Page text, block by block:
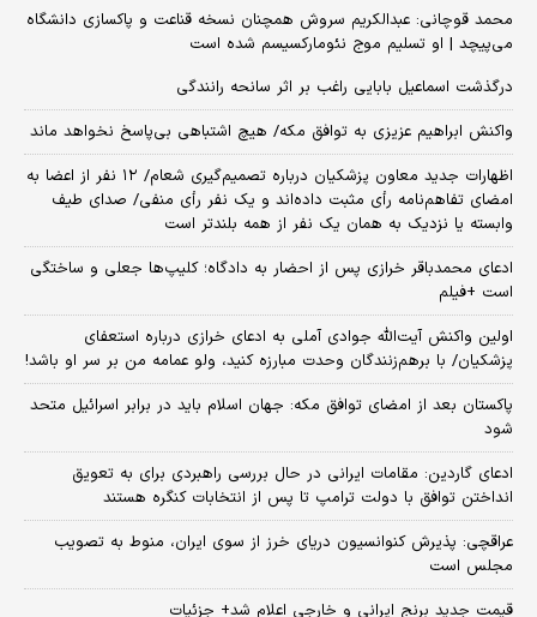
محمد قوچانی: عبدالکریم سروش همچنان نسخه قناعت و پاکسازی دانشگاه
می‌پیچد | او تسلیم موج نئومارکسیسم شده است
درگذشت اسماعیل بابایی راغب بر اثر سانحه رانندگی
واکنش ابراهیم عزیزی به توافق مکه/ هیچ اشتباهی بی‌پاسخ نخواهد ماند
اظهارات جدید معاون پزشکیان درباره تصمیم‌گیری شعام/ ۱۲ نفر از اعضا به
امضای تفاهم‌نامه رأی مثبت داده‌اند و یک نفر رأی منفی/ صدای طیف
وابسته یا نزدیک به همان یک نفر از همه بلندتر است
ادعای محمدباقر خرازی پس از احضار به دادگاه؛ کلیپ‌ها جعلی و ساختگی
است +فیلم
اولین واکنش آیت‌الله جوادی آملی به ادعای خرازی درباره استعفای
پزشکیان/ با برهم‌زنندگان وحدت مبارزه کنید، ولو عمامه من بر سر او باشد!
پاکستان بعد از امضای توافق مکه: جهان اسلام باید در برابر اسرائیل متحد
شود
ادعای گاردین: مقامات ایرانی در حال بررسی راهبردی برای به تعویق
انداختن توافق با دولت ترامپ تا پس از انتخابات کنگره هستند
عراقچی: پذیرش کنوانسیون دریای خرز از سوی ایران، منوط به تصویب
مجلس است
قیمت جدید برنج ایرانی و خارجی اعلام شد+ جزئیات